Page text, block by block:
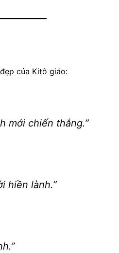
của Kitô giáo:
mới chiến thắng.”
hiền lành.”